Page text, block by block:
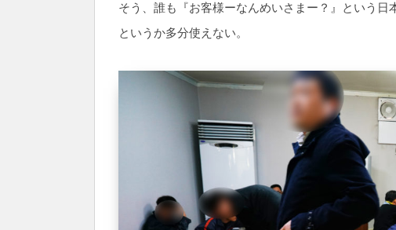
そう、誰も『お客様ーなんめいさまー？』という日
というか多分使えない。